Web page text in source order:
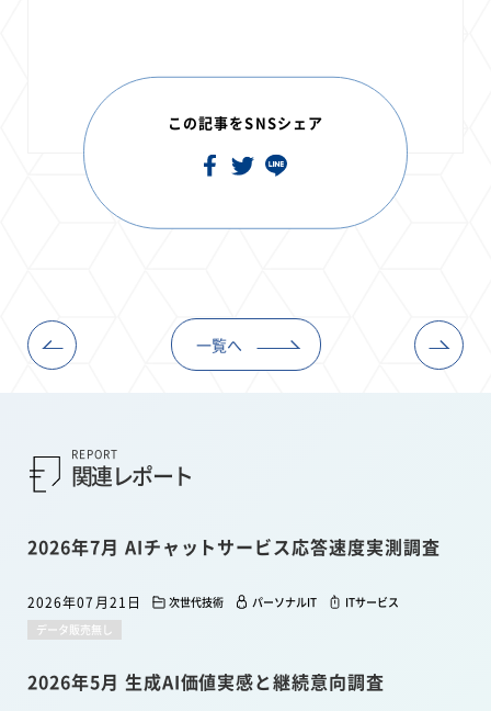
この記事をSNSシェア
一覧へ
REPORT
関連レポート
2026年7月 AIチャットサービス応答速度実測調査
2026年07月21日 次世代技術 パーソナルIT
ITサービス
データ販売無し
2026年5月 生成AI価値実感と継続意向調査